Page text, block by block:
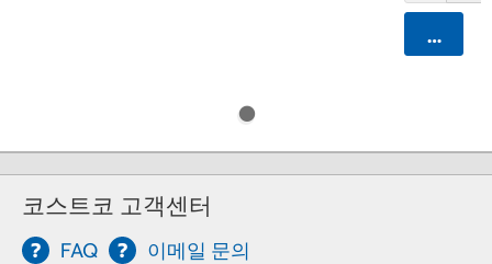
카트에
코스트코 고객센터
FAQ 이메일 문의